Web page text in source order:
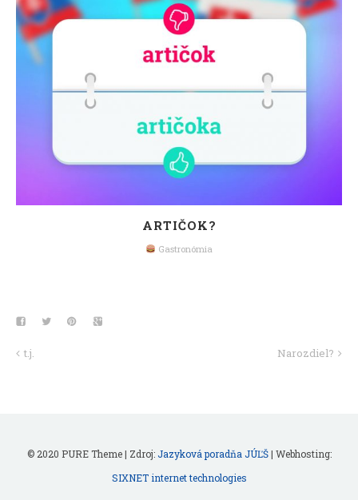
ARTIČOK?
Gastronómia
t.j. Narozdiel?
© 2020 PURE Theme | Zdroj: Jazyková poradňa JÚĽŠ| Webhosting:
SIXNET internet technologies